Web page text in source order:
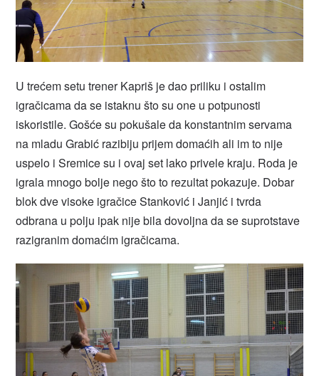
U trećem setu trener Kapriš je dao priliku i ostalim
igračicama da se istaknu što su one u potpunosti
iskoristile. Gošće su pokušale da konstantnim servama
na mladu Grabić razibiju prijem domaćih ali im to nije
uspelo i Sremice su i ovaj set lako privele kraju. Roda je
igrala mnogo bolje nego što to rezultat pokazuje. Dobar
blok dve visoke igračice Stanković i Janjić i tvrda
odbrana u polju ipak nije bila dovoljna da se suprotstave
razigranim domaćim igračicama.